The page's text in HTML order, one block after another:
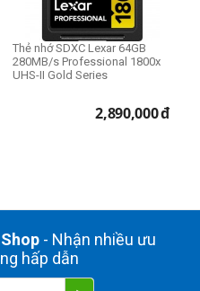
Thẻ nhớ SDXC Lexar 64GB
280MB/s Professional 1800x
UHS-II Gold Series
2,890,000đ
- Nhận nhiều ưu
hấp dẫn